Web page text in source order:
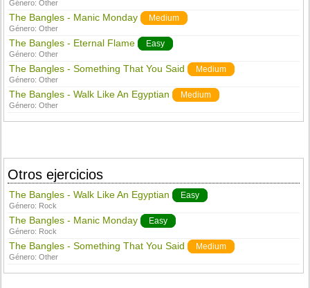
Género:Other
The Bangles - Manic Monday Medium
Género:Other
The Bangles - Eternal Flame Easy
Género:Other
The Bangles - Something That You Said Medium
Género:Other
The Bangles - Walk Like An Egyptian Medium
Género:Other
Otros ejercicios
The Bangles - Walk Like An Egyptian Easy
Género: Rock
The Bangles - Manic Monday Easy
Género: Rock
The Bangles - Something That You Said Medium
Género:Other